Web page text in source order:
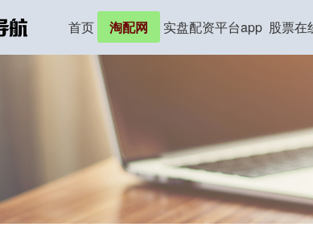
首页 淘配网 实盘配资平台app 股票在